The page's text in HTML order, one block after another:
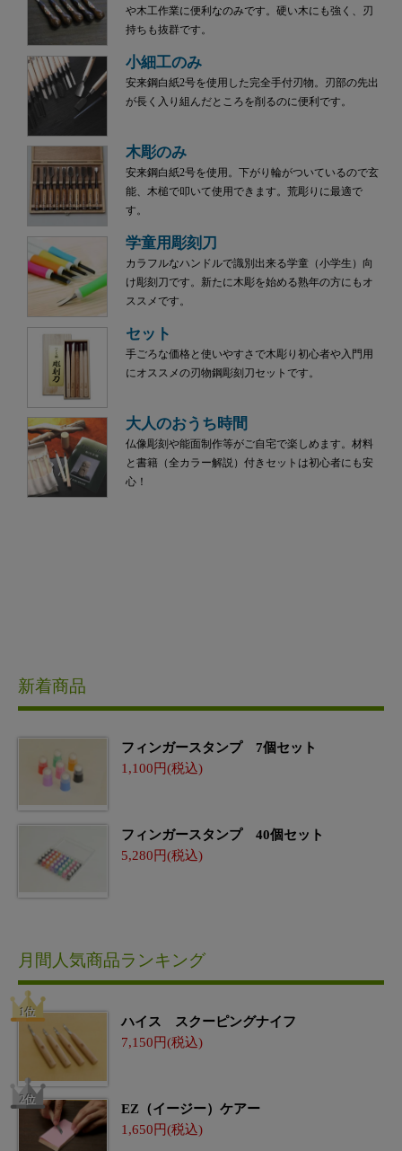
や木工作業に便利なのみです。硬い木にも強く、刃
持ちも抜群です。
小細工のみ
安来鋼白紙2号を使用した完全手付刃物。刃部の先出
が長く入り組んだところを削るのに便利です。
木彫のみ
安来鋼白紙2号を使用。下がり輪がついているので玄
能、木槌で叩いて使用できます。荒彫りに最適で
す。
学童用彫刻刀
カラフルなハンドルで識別出来る学童（小学生）向
け彫刻刀です。新たに木彫を始める熟年の方にもオ
ススメです。
セット
手ごろな価格と使いやすさで木彫り初心者や入門用
にオススメの刃物鋼彫刻刀セットです。
大人のおうち時間
仏像彫刻や能面制作等がご自宅で楽しめます。材料
と書籍（全カラー解説）付きセットは初心者にも安
心！
新着商品
フィンガースタンプ 7個セット
1,100
フィンガースタンプ 40個セット
5,280
月間人気商品ランキング
ハイス スクーピングナイフ
7,150
EZ（イージー）ケアー
1,650